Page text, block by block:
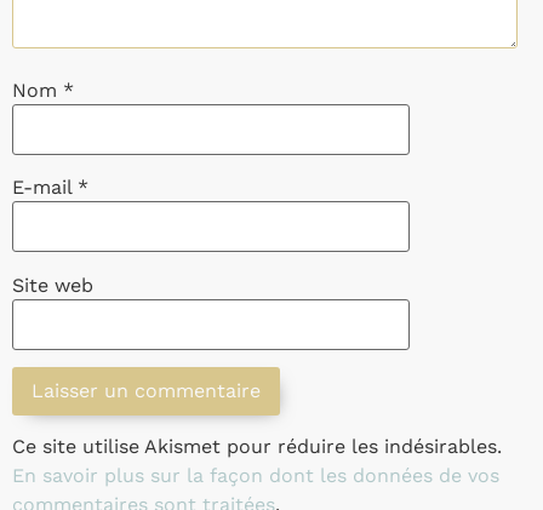
Nom *
E-mail *
Site web
Ce site utilise Akismet pour réduire les indésirables.
En savoir plus sur la façon dont les données de vos
commentaires sont traitées.